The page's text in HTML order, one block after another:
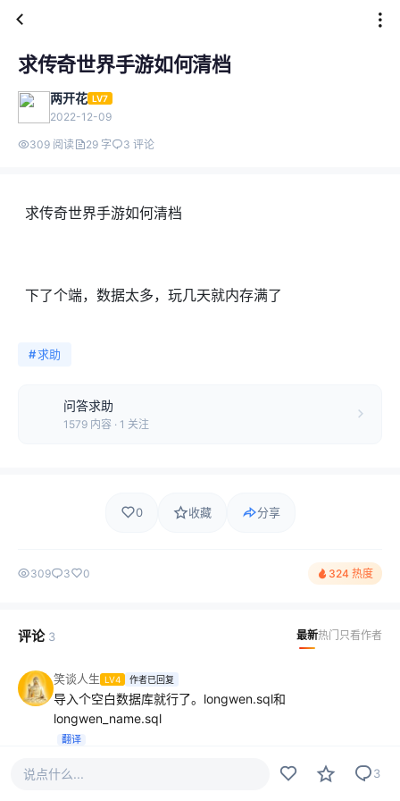
求传奇世界手游如何清档
两开花 LV7
2022-12-09
309 阅读 29 字 3 评论
求传奇世界手游如何清档
下了个端，数据太多，玩几天就内存满了
#求助
问答求助
1579 内容 · 1 关注
0 收藏 分享
309 3 0 324 热度
评论 3 最新热门 只看作者
笑谈人生 LV4 作者已回复
导入个空白数据库就行了。longwen.sql和
longwen_name.sql
翻译
说点什么... 3